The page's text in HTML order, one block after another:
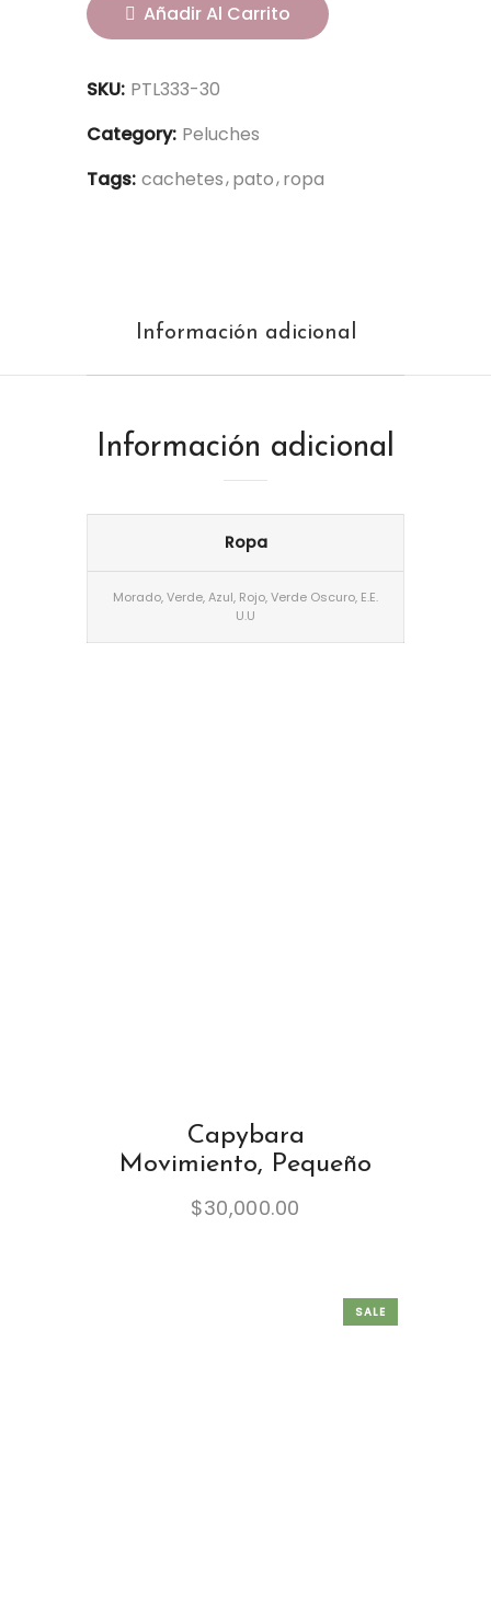
Añadir Al Carrito
SKU: PTL333-30
Category: Peluches
Tags: cachetes pato ropa
Información adicional
Información adicional
Ropa
Morado, Verde, Azul, Rojo, Verde Oscuro, E.E.
U.U
Capybara
Movimiento, Pequeño
$30,000.00
SALE